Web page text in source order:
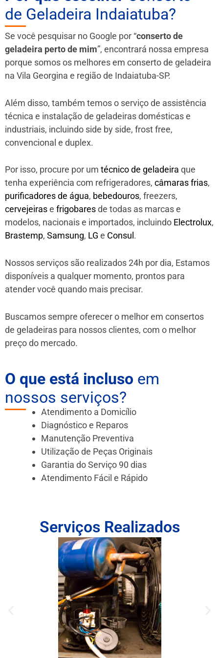
de Geladeira Indaiatuba?
Se você pesquisar no Google por “conserto de
geladeira perto de mim”, encontrará nossa empresa
porque somos os melhores em conserto de geladeira
na Vila Georgina e região de Indaiatuba-SP.
Além disso, também temos o serviço de assistência
técnica e instalação de geladeiras domésticas e
industriais, incluindo side by side, frost free,
convencional e duplex.
Por isso, procure por um técnico de geladeira que
tenha experiência com refrigeradores, câmaras frias,
purificadores de água, bebedouros, freezers,
cervejeirase frigobaresde todas as marcas e
modelos, nacionais e importados, incluindo Electrolux,
Brastemp, Samsung, LG e Consul .
Nossos serviços são realizados 24h por dia, Estamos
disponíveis a qualquer momento, prontos para
atender você quando mais precisar.
Buscamos sempre oferecer o melhor em consertos
de geladeiras para nossos clientes, com o melhor
preço do mercado.
O que está incluso em
nossos serviços?
Atendimento a Domicílio
Diagnóstico e Reparos
Manutenção Preventiva
Utilização de Peças Originais
Garantia do Serviço 90 dias
Atendimento Fácil e Rápido
Serviços Realizados